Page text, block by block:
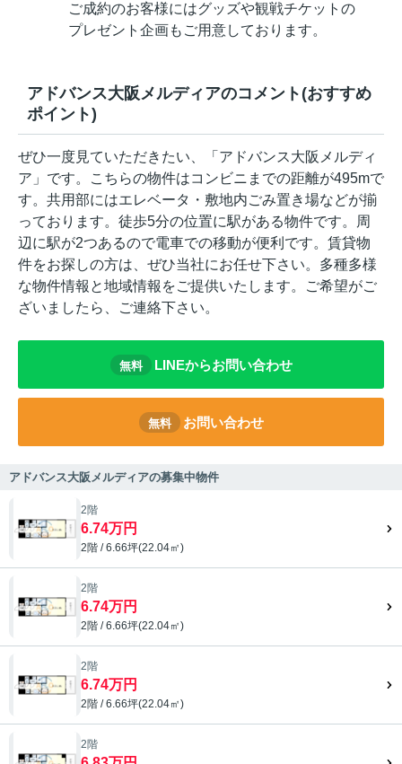
ご成約のお客様にはグッズや観戦チケットの
プレゼント企画もご用意しております。
アドバンス大阪メルディアのコメント(おすすめ
ポイント)
ぜひ一度見ていただきたい、「アドバンス大阪メルディ
ア」です。こちらの物件はコンビニまでの距離が495mで
す。共用部にはエレベータ・敷地内ごみ置き場などが揃
っております。徒歩5分の位置に駅がある物件です。周
辺に駅が2つあるので電車での移動が便利です。賃貸物
件をお探しの方は、ぜひ当社にお任せ下さい。多種多様
な物件情報と地域情報をご提供いたします。ご希望がご
ざいましたら、ご連絡下さい。
無料 LINEからお問い合わせ
無料 お問い合わせ
アドバンス大阪メルディアの募集中物件
2階
6.74万円
2階 / 6.66坪(22.04㎡)
2階
6.74万円
2階 / 6.66坪(22.04㎡)
2階
6.74万円
2階 / 6.66坪(22.04㎡)
2階